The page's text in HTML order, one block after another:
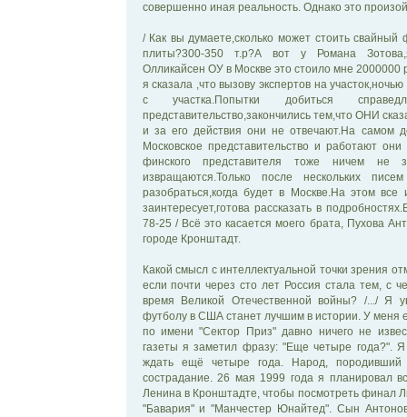
совершенно иная реальность. Однако это
/ Как вы думаете,сколько может стоить
плиты?300-350 т.р?А вот у Романа
Олликайсен ОУ в Москве это стоило мне 2000000
я сказала ,что вызову экспертов на
с участка.Попытки добиться
представительство,закончились тем,что ОНИ
и за его действия они не отвечают.На самом
Московское представительство и работают
финского представителя тоже ничем не
извращаются.Только после нескольких
разобраться,когда будет в Москве.На этом все
заинтересует,готова рассказать в
78-25 / Всё это касается моего брата, Пухова
городе Кронштадт.
Какой смысл с интеллектуальной точки зрения
если почти через сто лет Россия стала тем, с
время Великой Отечественной войны? /.../ Я
футболу в США станет лучшим в истории. У меня
по имени "Сектор Приз" давно ничего не
газеты я заметил фразу: "Еще четыре года?".
ждать ещё четыре года. Народ,
сострадание. 26 мая 1999 года я планировал
Ленина в Кронштадте, чтобы посмотреть финал
"Бавария" и "Манчестер Юнайтед". Сын